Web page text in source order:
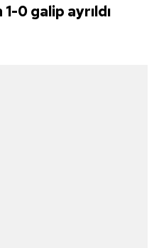
1-0 galip ayrıldı